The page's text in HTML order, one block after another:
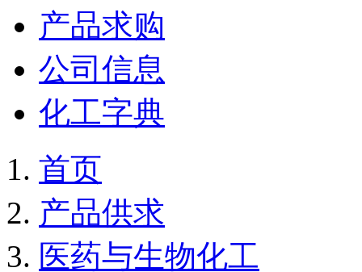
产品求购
公司信息
化工字典
首页
产品供求
医药与生物化工